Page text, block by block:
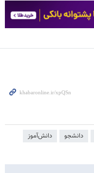
دانشجو دانش‌آموز